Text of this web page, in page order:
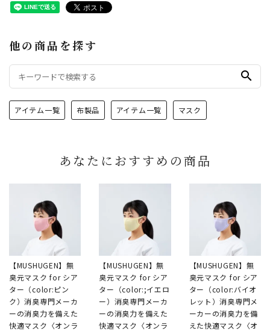
他の商品を探す
search
アイテム一覧 布製品 アイテム一覧 マスク
あなたにおすすめの商品
【MUSHUGEN】無
臭元マスク for シア
ター（color:ピン
ク）消臭専門メーカ
ーの消臭力を備えた
快適マスク〈オンラ
【MUSHUGEN】無
臭元マスク for シア
ター（color:;イエロ
ー）消臭専門メーカ
ーの消臭力を備えた
快適マスク〈オンラ
【MUSHUGEN】無
臭元マスク for シア
ター（color:バイオ
レット）消臭専門メ
ーカーの消臭力を備
えた快適マスク〈オ